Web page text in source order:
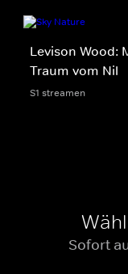
Levison Wood:
Traum vom Nil
S1 streamen
Sofort